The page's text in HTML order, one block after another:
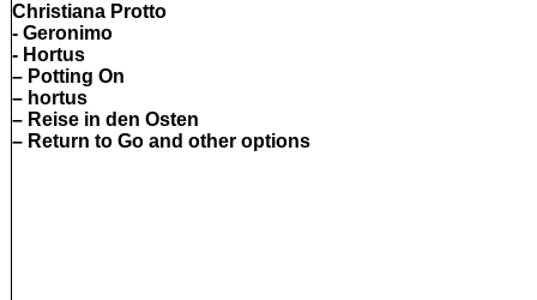
Christiana Protto
- Geronimo
- Hortus
– Potting On
– hortus
– Reise in den Osten
– Return to Go and other options